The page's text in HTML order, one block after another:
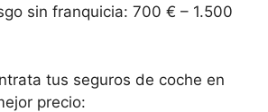
sin franquicia: 700 € – 1.500
tus seguros de coche en
precio: